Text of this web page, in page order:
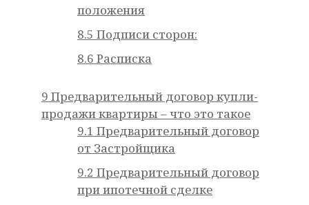
положения
8.5 Подписи сторон:
8.6 Расписка
9 Предварительный договор купли-
продажи квартиры – что это такое
9.1 Предварительный договор
от Застройщика
9.2 Предварительный договор
при ипотечной сделке